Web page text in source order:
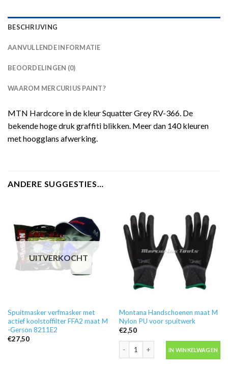
BESCHRIJVING
AANVULLENDE INFORMATIE
BEOORDELINGEN (0)
WAAROM MERCURIUS PAINT?
MTN Hardcore in de kleur Squatter Grey RV-366. De
bekende hoge druk graffiti blikken. Meer dan 140 kleuren
met hoogglans afwerking.
ANDERE SUGGESTIES…
UITVERKOCHT
Spuitmasker verfmasker met
actief koolstoffilter FFA2 maat M
-Gerson 8211E2
€27,50
Montana Handschoenen maat M
Nylon PU voor spuitwerk
€2,50
Montana Handschoenen maat M
IN WINKELWAGEN